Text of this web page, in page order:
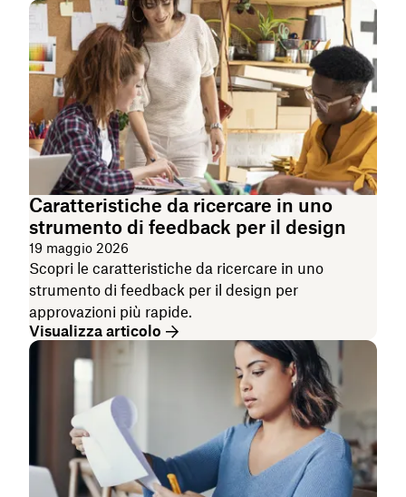
Caratteristiche da ricercare in uno
strumento di feedback per il design
19 maggio 2026
Scopri le caratteristiche da ricercare in uno
strumento di feedback per il design per
approvazioni più rapide.
Visualizza articolo